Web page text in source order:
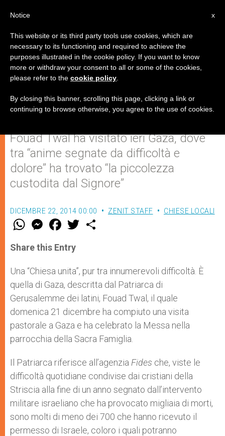
A Gaza "l'immagine del vero
Natale"
Fouad Twal ha visitato ieri Gaza, dove
tra “anime segnate da difficoltà e
dolore” ha trovato “la piccolezza
custodita dal Signore”
DICEMBRE 22, 2014 00:00 ZENIT STAFF CHIESE LOCALI
W
t
s
p
p
M
e
s
e
g
e
r
F
a
e
b
o
k
w
r
Share this Entry
Una “Chiesa unita”, pur tra innumerevoli difficoltà. È
quella di Gaza, descritta dal Patriarca di
Gerusalemme dei latini, Fouad Twal, il quale
domenica 21 dicembre ha compiuto una visita
pastorale a Gaza e ha celebrato la Messa nella
parrocchia della Sacra Famiglia.
Il Patriarca riferisce all’agenzia Fides che, viste le
difficoltà quotidiane condivise dai cristiani della
Striscia alla fine di un anno segnato dall’intervento
militare israeliano che ha provocato migliaia di morti,
sono molti di meno dei 700 che hanno ricevuto il
permesso di Israele, coloro i quali potranno
x
Notice
This website or its third party tools use cookies, which are
necessary to its functioning and required to achieve the
purposes illustrated in the cookie policy. If you want to know
more or withdraw your consent to all or some of the cookies,
please refer to the cookie policy
By closing this banner, scrolling this page, clicking a link or
continuing to browse otherwise, you agree to the use of cookies.